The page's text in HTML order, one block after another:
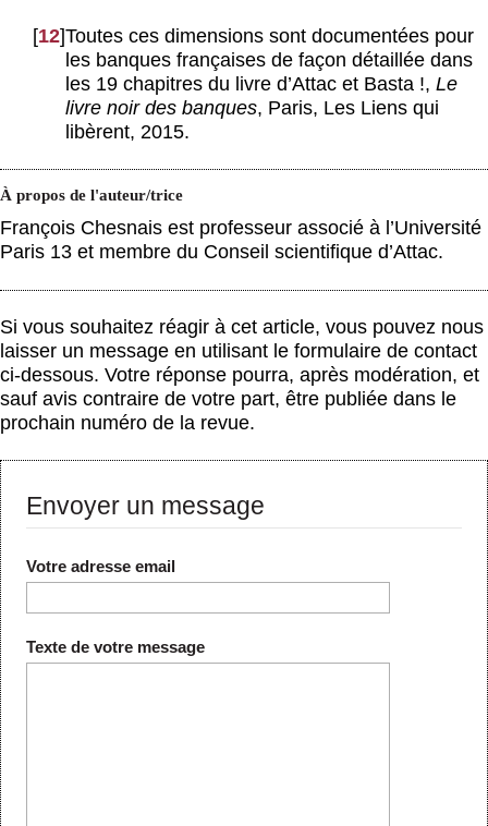
[12]Toutes ces dimensions sont documentées pour
les banques françaises de façon détaillée dans
les 19 chapitres du livre d’Attac et Basta !, Le
livre noir des banques, Paris, Les Liens qui
libèrent, 2015.
À propos de l'auteur/trice
François Chesnais est professeur associé à l’Université
Paris 13 et membre du Conseil scientifique d’Attac.
Si vous souhaitez réagir à cet article, vous pouvez nous
laisser un message en utilisant le formulaire de contact
ci-dessous. Votre réponse pourra, après modération, et
sauf avis contraire de votre part, être publiée dans le
prochain numéro de la revue.
Envoyer un message
Votre adresse email
Texte de votre message